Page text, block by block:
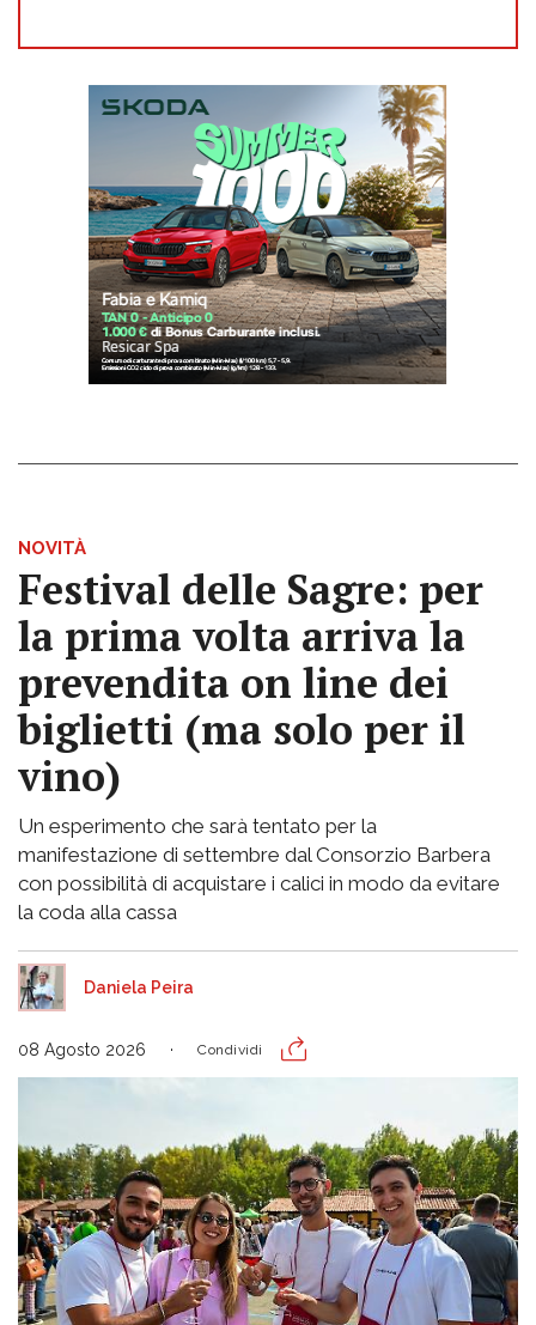
NOVITÀ
Festival delle Sagre: per
la prima volta arriva la
prevendita on line dei
biglietti (ma solo per il
vino)
Un esperimento che sarà tentato per la
manifestazione di settembre dal Consorzio Barbera
con possibilità di acquistare i calici in modo da evitare
la coda alla cassa
Daniela Peira
08 Agosto 2026 Condividi